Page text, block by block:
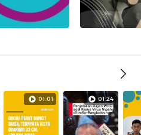
01:01 01:24